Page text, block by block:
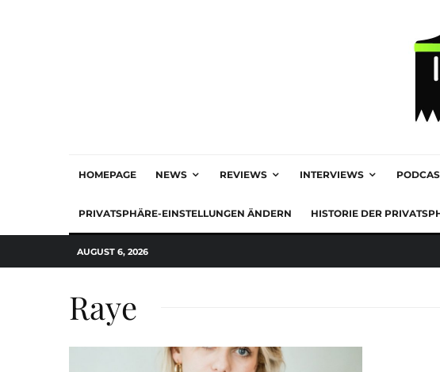
HOMEPAGE NEWS REVIEWS INTERVIEWS
PRIVATSPHÄRE-EINSTELLUNGEN ÄNDERN HISTORIE DER
AUGUST 6, 2026
Raye